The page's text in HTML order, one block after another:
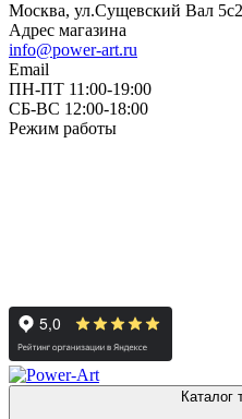
Москва, ул.Сущевский Вал
Адрес магазина
info@power-art.ru
Email
ПН-ПТ 11:00-19:00
СБ-ВС 12:00-18:00
Режим работы
Каталог